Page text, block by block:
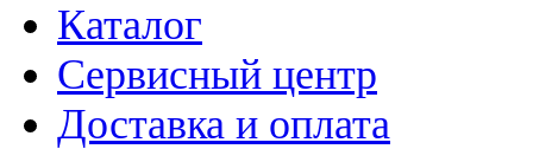
Каталог
Сервисный центр
Доставка и оплата